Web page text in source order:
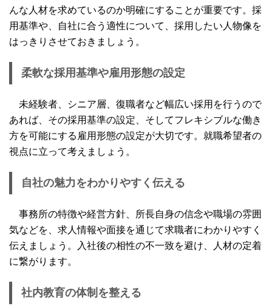
んな人材を求めているのか明確にすることが重要です。採
用基準や、自社に合う適性について、採用したい人物像を
はっきりさせておきましょう。
柔軟な採用基準や雇用形態の設定
未経験者、シニア層、復職者など幅広い採用を行うので
あれば、その採用基準の設定、そしてフレキシブルな働き
方を可能にする雇用形態の設定が大切です。就職希望者の
視点に立って考えましょう。
自社の魅力をわかりやすく伝える
事務所の特徴や経営方針、所長自身の信念や職場の雰囲
気などを、求人情報や面接を通じて求職者にわかりやすく
伝えましょう。入社後の相性の不一致を避け、人材の定着
に繋がります。
社内教育の体制を整える